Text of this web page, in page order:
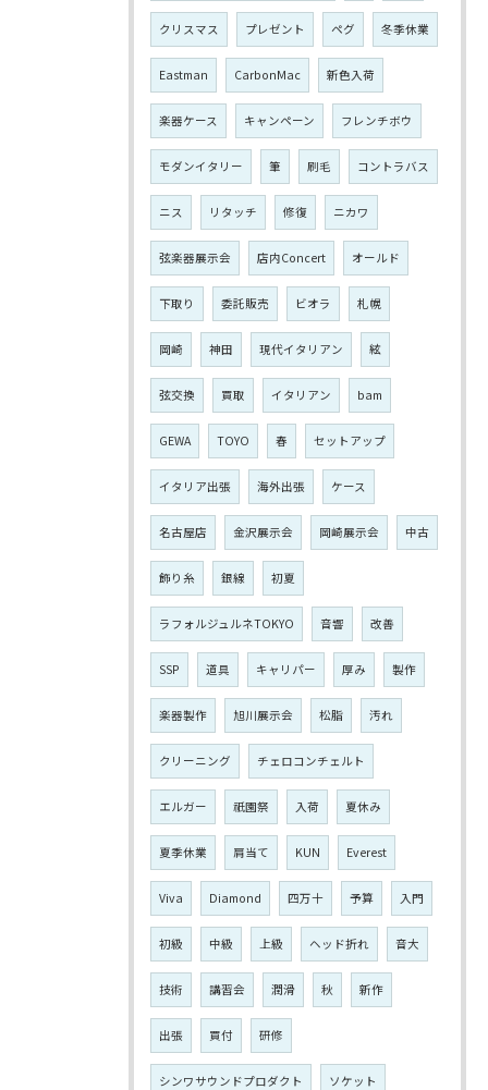
クリスマス プレゼント ペグ 冬季休業
Eastman CarbonMac 新色入荷
楽器ケース キャンペーン フレンチボウ
モダンイタリー 筆 刷毛 コントラバス
ニス リタッチ 修復 ニカワ
弦楽器展示会 店内Concert オールド
下取り 委託販売 ビオラ 札幌
岡崎 神田 現代イタリアン 絃
弦交換 買取 イタリアン bam
GEWA TOYO 春 セットアップ
イタリア出張 海外出張 ケース
名古屋店 金沢展示会 岡崎展示会 中古
飾り糸 銀線 初夏
ラフォルジュルネTOKYO 音響 改善
SSP 道具 キャリパー 厚み 製作
楽器製作 旭川展示会 松脂 汚れ
クリーニング チェロコンチェルト
エルガー 祇園祭 入荷 夏休み
夏季休業 肩当て KUN Everest
Viva Diamond 四万十 予算 入門
初級 中級 上級 ヘッド折れ 音大
技術 講習会 潤滑 秋 新作
出張 買付 研修
シンワサウンドプロダクト ソケット